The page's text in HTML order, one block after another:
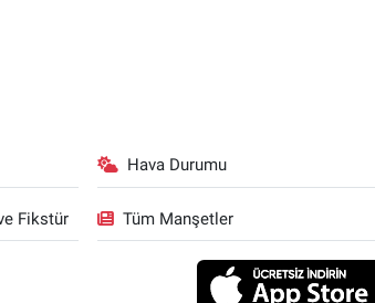
Hava Durumu
Fikstür Tüm Manşetler